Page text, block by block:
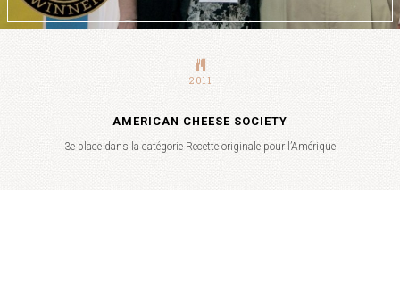
2011
AMERICAN CHEESE SOCIETY
3e place dans la catégorie Recette originale pour l’Amérique